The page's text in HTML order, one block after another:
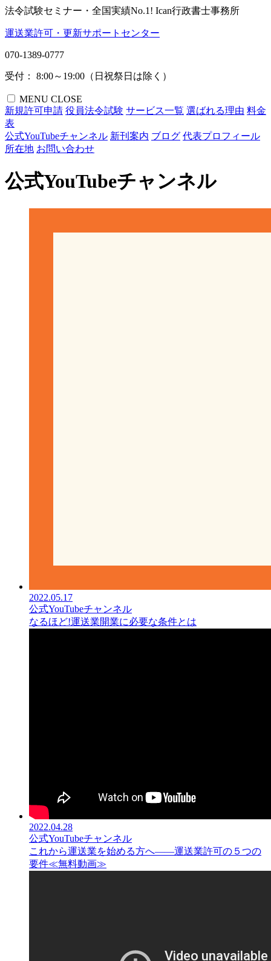
法令試験セミナー・全国実績No.1! Ican行政書士事務所
運送業許可・更新サポートセンター
070-1389-0777
受付： 8:00～19:00（日祝祭日は除く）
MENU CLOSE
新規許可申請 役員法令試験 サービス一覧 選ばれる理由 料金
表
公式YouTubeチャンネル 新刊案内 ブログ 代表プロフィール
所在地 お問い合わせ
公式YouTubeチャンネル
2022.05.17
公式YouTubeチャンネル
なるほど!運送業開業に必要な条件とは
2022.04.28
公式YouTubeチャンネル
これから運送業を始める方へ――運送業許可の５つの
要件≪無料動画≫